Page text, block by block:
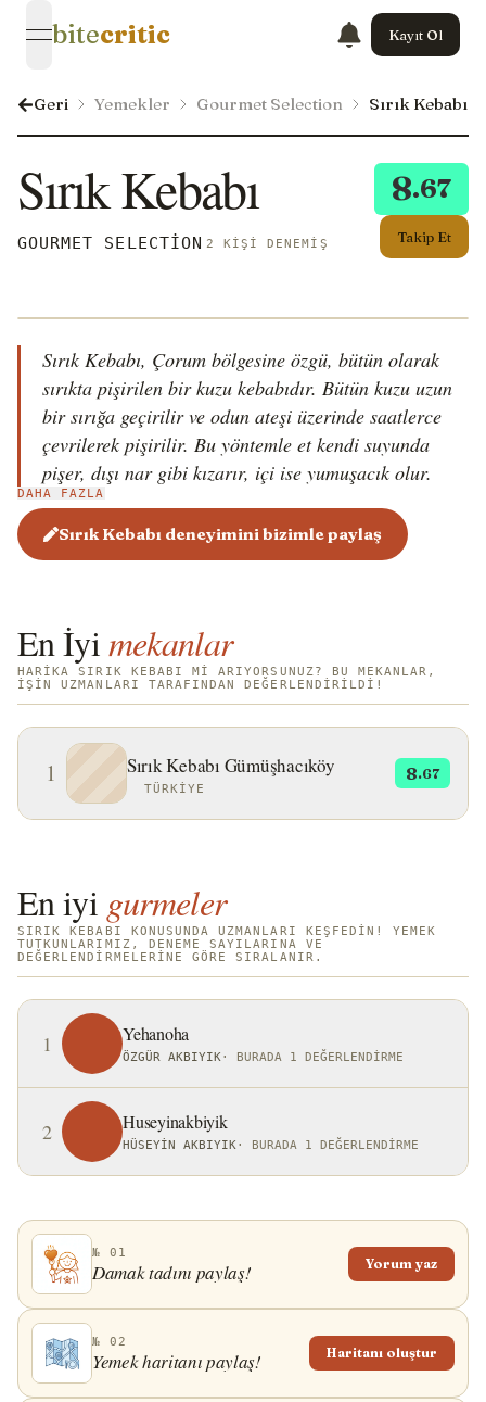
open navigation menu
bitecritic Kayıt Ol
Geri Yemekler Gourmet Selection Sırık Kebabı
8.67
Takip Et
Sırık Kebabı
GOURMET SELECTION 2 KIŞI DENEMIŞ
Sırık Kebabı, Çorum bölgesine özgü, bütün olarak
sırıkta pişirilen bir kuzu kebabıdır. Bütün kuzu uzun
bir sırığa geçirilir ve odun ateşi üzerinde saatlerce
çevrilerek pişirilir. Bu yöntemle et kendi suyunda
pişer, dışı nar gibi kızarır, içi ise yumuşacık olur.
DAHA FAZLA
Sırık Kebabı deneyimini bizimle paylaş
En İyimekanlar
HARIKA SIRIK KEBABI MI ARIYORSUNUZ? BU MEKANLAR,
IŞIN UZMANLARI TARAFINDAN DEĞERLENDIRILDI!
1 Sırık Kebabı Gümüşhacıköy
TÜRKIYE
8.67
En iyi gurmeler
SIRIK KEBABI KONUSUNDA UZMANLARI KEŞFEDIN! YEMEK
TUTKUNLARIMIZ, DENEME SAYILARINA VE
DEĞERLENDIRMELERINE GÖRE SIRALANIR.
1 Yehanoha
ÖZGÜR AKBIYIK · BURADA 1 DEĞERLENDIRME
2 Huseyinakbiyik
HÜSEYIN AKBIYIK · BURADA 1 DEĞERLENDIRME
№ 01
Damak tadını paylaş! Yorum yaz
№ 02
Yemek haritanı paylaş! Haritanı oluştur